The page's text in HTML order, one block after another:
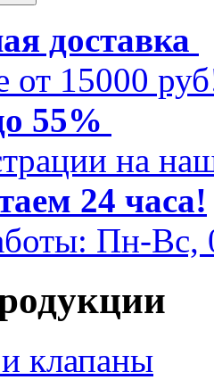
доставка
от 15000
55%
на
24 часа!
Пн-Вс,
клапаны